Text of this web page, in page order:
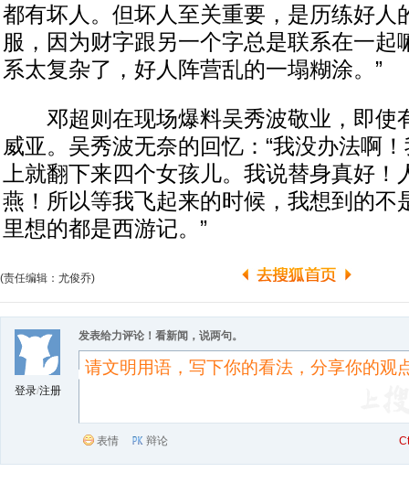
都有坏人。但坏人至关重要，是历练好人
服，因为财字跟另一个字总是联系在一起
系太复杂了，好人阵营乱的一塌糊涂。”
邓超则在现场爆料吴秀波敬业，即使
威亚。吴秀波无奈的回忆：“我没办法啊
上就翻下来四个女孩儿。我说替身真好！
燕！所以等我飞起来的时候，我想到的不
里想的都是西游记。”
(责任编辑：尤俊乔)
登录/注册
发表给力评论！看新闻，说两句。
表情 辩论